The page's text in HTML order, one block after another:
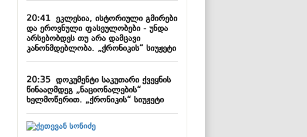
20:41ეკლესია, ისტორიული გმირები
და ეროვნული ფასეულობები - უნდა
არსებობდეს თუ არა დამცავი
კანონმდებლობა. „ქრონიკის“ სიუჟეტი
20:35დოკუმენტი საკუთარი ქვეყნის
წინააღმდეგ „ნაციონალების“
ხელმოწერით. „ქრონიკის“ სიუჟეტი